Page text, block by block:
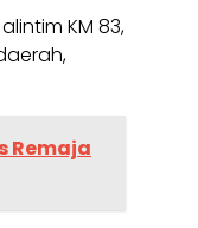
KM 83,
Remaja